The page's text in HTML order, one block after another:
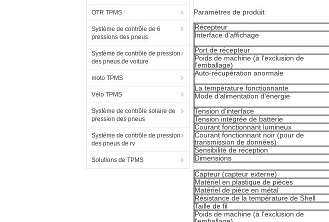
OTR TPMS
Système de contrôle de 6
pressions des pneus
Système de contrôle de pression
des pneus de voiture
moto TPMS
Vélo TPMS
Système de contrôle solaire de
pression des pneus
Système de contrôle de pression
des pneus de rv
Solutions de TPMS
Paramètres de produit
Récepteur
Interface d'affichage
Port de récepteur
Poids de machine (à l'exclusion de
l'emballage)
Auto-récupération anormale
La température fonctionnante
Mode d'alimentation d'énergie
Tension d'interface
Tension intégrée de batterie
Courant fonctionnant lumineux
Courant fonctionnant noir (pour de
transmission de données)
Sensibilité de réception
Dimensions
Capteur (capteur externe)
Matériel en plastique de pièces
Matériel de pièce en métal
Résistance de la température de Shell
Taille de fil
Poids de machine (à l'exclusion de